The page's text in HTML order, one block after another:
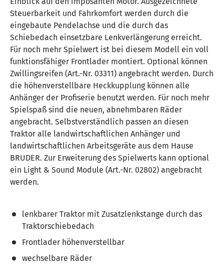
Steuerbarkeit und Fahrkomfort werden durch die
eingebaute Pendelachse und die durch das
Schiebedach einsetzbare Lenkverlängerung erreicht.
Für noch mehr Spielwert ist bei diesem Modell ein voll
funktionsfähiger Frontlader montiert. Optional können
Zwillingsreifen (Art.-Nr. 03311) angebracht werden. Durch
die höhenverstellbare Heckkupplung können alle
Anhänger der Profiserie benutzt werden. Für noch mehr
Spielspaß sind die neuen, abnehmbaren Räder
angebracht. Selbstverständlich passen an diesen
Traktor alle landwirtschaftlichen Anhänger und
landwirtschaftlichen Arbeitsgeräte aus dem Hause
BRUDER. Zur Erweiterung des Spielwerts kann optional
ein Light & Sound Module (Art.-Nr. 02802) angebracht
werden.
lenkbarer Traktor mit Zusatzlenkstange durch das
Traktorschiebedach
Frontlader höhenverstellbar
wechselbare Räder